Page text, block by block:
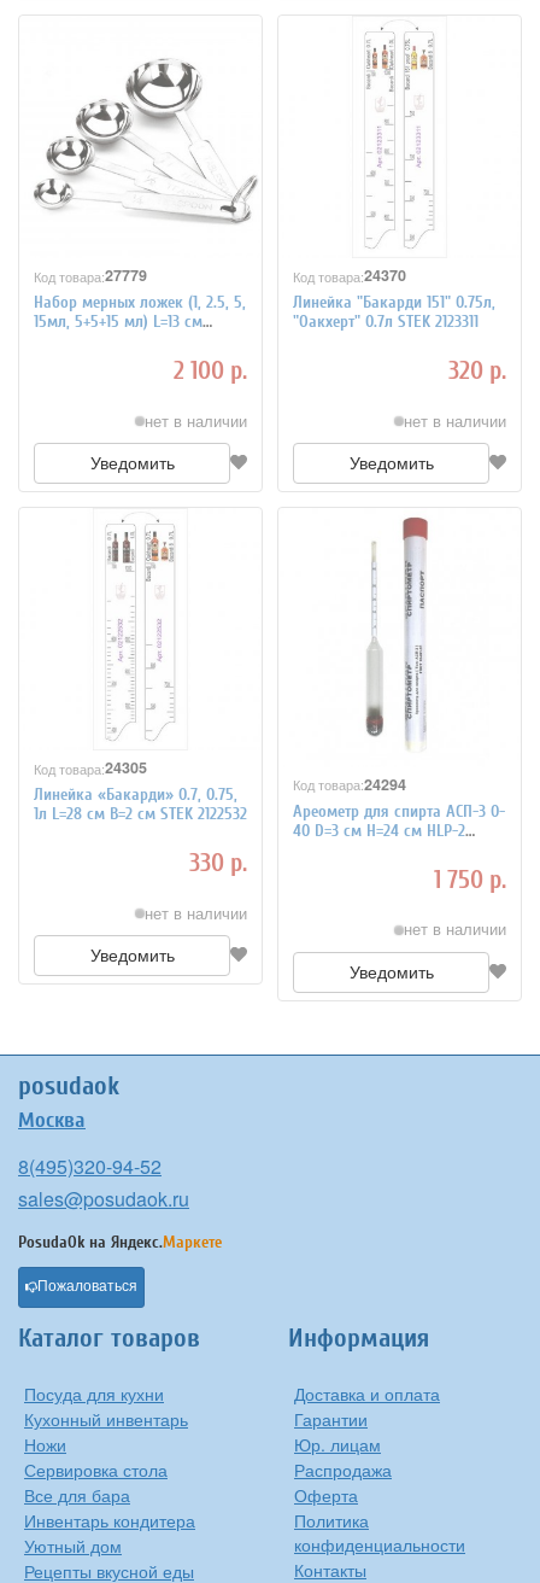
Код товара:27779
Набор мерных ложек (1, 2.5, 5,
15мл, 5+5+15 мл) L=13 см
2 100 р.
нет в наличии
Уведомить
Код товара:24370
Линейка "Бакарди 151" 0.75л,
"Оакхерт" 0.7л STEK 2123311
320 р.
нет в наличии
Уведомить
Код товара:24305
Линейка «Бакарди» 0.7, 0.75,
1л L=28 см B=2 см STEK 2122532
330 р.
нет в наличии
Уведомить
Код товара:24294
Ареометр для спирта АСП-3 0-
40 D=3 см H=24 см HLP-2
1 750 р.
нет в наличии
Уведомить
posudaok
Москва
8(495)320-94-52
sales@posudaok.ru
PosudaOk на Яндекс.Маркете
Пожаловаться
Каталог товаров
Посуда для кухни
Кухонный инвентарь
Ножи
Сервировка стола
Все для бара
Инвентарь кондитера
Уютный дом
Рецепты вкусной еды
Информация
Доставка и оплата
Гарантии
Юр. лицам
Распродажа
Оферта
Политика
конфиденциальности
Контакты